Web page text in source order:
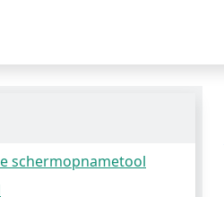
schermopnametool